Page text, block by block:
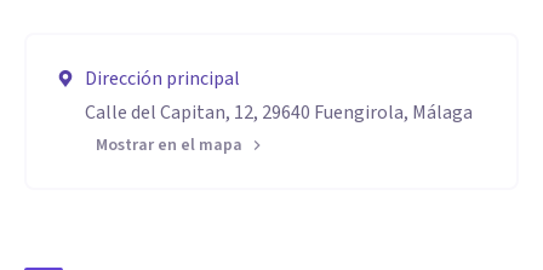
Dirección principal
Calle del Capitan, 12, 29640 Fuengirola, Málaga
Mostrar en el mapa